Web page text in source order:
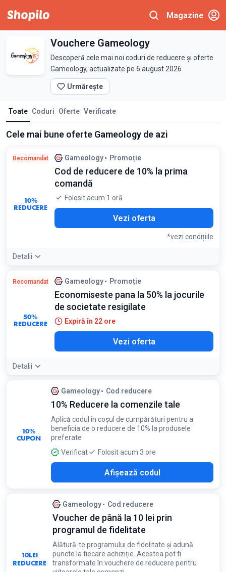
Magazine
Vouchere Gameology
Descoperă cele mai noi coduri de reducere și oferte
Gameology, actualizate pe 6 august 2026
Urmărește
Toate Coduri Oferte Verificate
Cele mai bune oferte Gameology de azi
Recomandat
10%
REDUCERE
Gameology Promoție
Cod de reducere de 10% la prima
comandă
Folosit acum 1 oră
Vezi oferta
*vezi condițiile
Detalii
Detaliile ofertei: Abonează-te la newsletter pentru a primi
codul de reducere
Oferta este valabilă pentru clienții noi la prima comandă
plasată, după abonarea la newsletter
Recomandat
50%
REDUCERE
Gameology Promoție
Economiseste pana la 50% la jocurile
de societate resigilate
Expiră în 22 ore
Vezi oferta
Detalii
10%
CUPON
Gameology Cod reducere
10% Reducere la comenzile tale
Aplică codul în coșul de cumpărături pentru a
beneficia de o reducere de 10% la produsele
preferate
Verificat
Folosit acum 3 ore
Afișează codul
10LEI
REDUCERE
Gameology Cod reducere
Voucher de până la 10 lei prin
programul de fidelitate
Alătură-te programului de fidelitate și adună
puncte la fiecare achiziție. Acestea pot fi
transformate în vouchere de reducere pentru